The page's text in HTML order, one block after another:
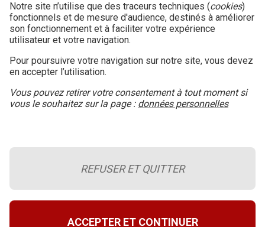
Le blog de la sécurité incendie
A propos du site
Notre site n’utilise que des traceurs techniques (cookies)
fonctionnels et de mesure d'audience, destinés à améliorer
son fonctionnement et à faciliter votre expérience
utilisateur et votre navigation.
Pour poursuivre votre navigation sur notre site, vous devez
en accepter l’utilisation.
Vous pouvez retirer votre consentement à tout moment si
vous le souhaitez sur la page : données personnelles
REFUSER ET QUITTER
ACCEPTER ET CONTINUER